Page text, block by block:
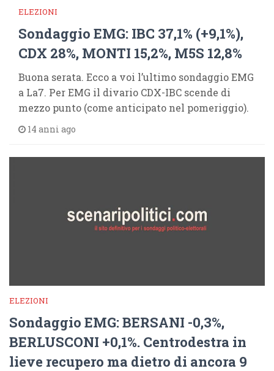
ELEZIONI
Sondaggio EMG: IBC 37,1% (+9,1%),
CDX 28%, MONTI 15,2%, M5S 12,8%
Buona serata. Ecco a voi l’ultimo sondaggio EMG
a La7. Per EMG il divario CDX-IBC scende di
mezzo punto (come anticipato nel pomeriggio).
14 anni ago
ELEZIONI
Sondaggio EMG: BERSANI -0,3%,
BERLUSCONI +0,1%. Centrodestra in
lieve recupero ma dietro di ancora 9